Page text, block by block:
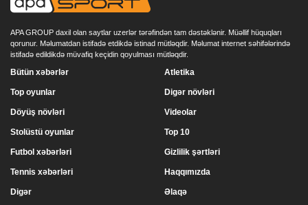
APA GROUP daxil olan saytlar uzerlər tərəfindən tam dəstəklənir. Müəllif hüquqları
qorunur. Məlumatdan istifadə etdikdə istinad mütləqdir. Məlumat internet səhifələrində
istifadə edildikdə müvafiq keçidin qoyulması mütləqdir.
Bütün xəbərlər
Top oyunlar
Döyüş növləri
Stolüstü oyunlar
Atletika
Digər növləri
Videolar
Top 10
Futbol xəbərləri
Tennis xəbərləri
Digər
Gizlilik şərtləri
Haqqımızda
Əlaqə